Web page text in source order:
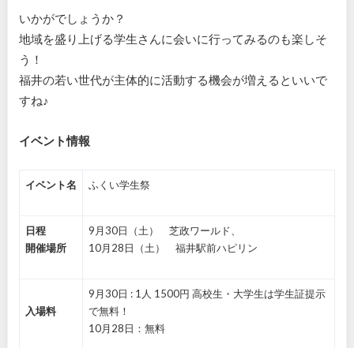
いかがでしょうか？
地域を盛り上げる学生さんに会いに行ってみるのも楽しそ
う！
福井の若い世代が主体的に活動する機会が増えるといいで
すね♪
イベント情報
イベント名 ふくい学生祭
日程
開催場所
9月30日（土） 芝政ワールド、
10月28日（土） 福井駅前ハピリン
入場料
9月30日 : 1人 1500円 高校生・大学生は学生証提示
で無料！
10月28日：無料